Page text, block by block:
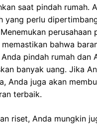
saat pindah rumah.
yang perlu
perusahaan
bahwa
pindah rumah dan
banyak uang. Jika
Anda juga akan
terbaik.
riset, Anda mungkin